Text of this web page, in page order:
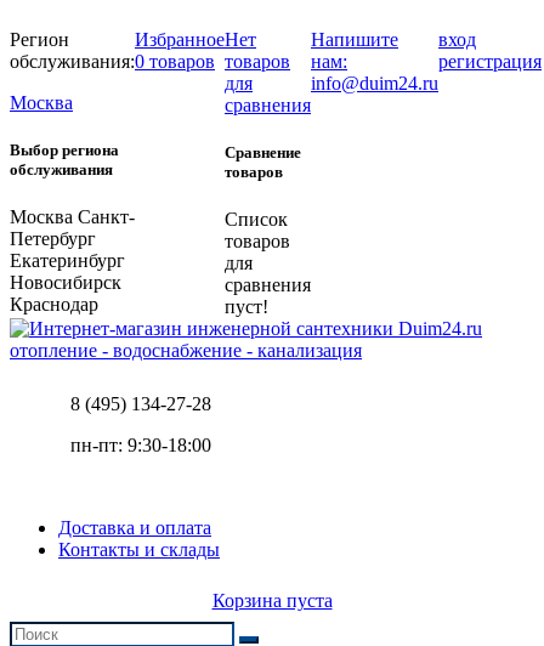
Регион
обслуживания:
Москва
Выбор региона
обслуживания
Москва Санкт-
Петербург
Екатеринбург
Новосибирск
Краснодар
Избранное
0 товаров
Нет
товаров
для
сравнения
Сравнение
товаров
Список
товаров
для
сравнения
пуст!
Напишите
нам:
info@duim24.ru
вход
регистрация
отопление - водоснабжение - канализация
8 (495) 134-27-28
пн-пт: 9:30-18:00
Доставка и оплата
Контакты и склады
Корзина пуста